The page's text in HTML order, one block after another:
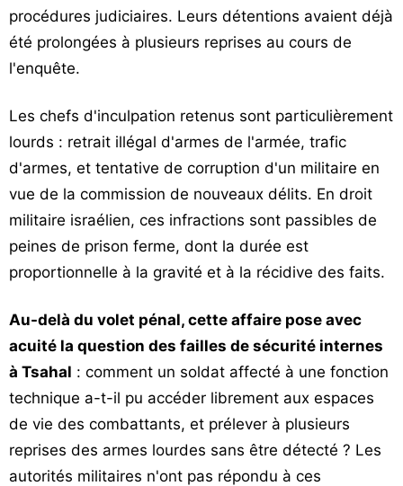
procédures judiciaires. Leurs détentions avaient déjà
été prolongées à plusieurs reprises au cours de
l'enquête.
Les chefs d'inculpation retenus sont particulièrement
lourds : retrait illégal d'armes de l'armée, trafic
d'armes, et tentative de corruption d'un militaire en
vue de la commission de nouveaux délits. En droit
militaire israélien, ces infractions sont passibles de
peines de prison ferme, dont la durée est
proportionnelle à la gravité et à la récidive des faits.
Au-delà du volet pénal, cette affaire pose avec
acuité la question des failles de sécurité internes
à Tsahal : comment un soldat affecté à une fonction
technique a-t-il pu accéder librement aux espaces
de vie des combattants, et prélever à plusieurs
reprises des armes lourdes sans être détecté ? Les
autorités militaires n'ont pas répondu à ces